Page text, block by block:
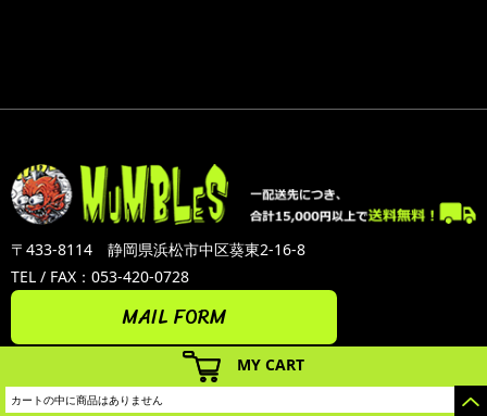
MY CART
カートの中に商品はありません
〒433-8114 静岡県浜松市中区葵東2-16-8
TEL / FAX：053-420-0728
MAIL FORM